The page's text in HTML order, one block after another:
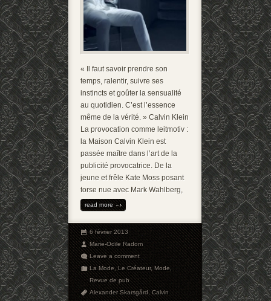
« Il faut savoir prendre son
temps, ralentir, suivre ses
instincts et goûter la sensualité
au quotidien. C’est l’essence
même de la vérité. » Calvin Klein
La provocation comme leitmotiv :
la Maison Calvin Klein est
passée maître dans l’art de la
publicité provocatrice. De la
jeune et frêle Kate Moss posant
torse nue avec Mark Wahlberg,
read more
6 février 2013
Marie-Odile Radom
Leave a comment
La Mode,Le Créateur,Mode,
Revue de pub
Alexander Skarsgård,Calvin